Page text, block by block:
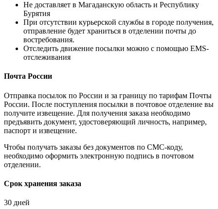
Не доставляет в Магаданскую область и Республику
Бурятия
При отсутствии курьерской службы в городе получения,
отправление будет храниться в отделении почты до
востребования.
Отследить движение посылки можно с помощью EMS-
отслеживания
Почта России
Отправка посылок по России и за границу по тарифам Почты
России. После поступления посылки в почтовое отделение вы
получите извещение. Для получения заказа необходимо
предъявить документ, удостоверяющий личность, например,
паспорт и извещение.
Чтобы получать заказы без документов по СМС-коду,
необходимо оформить электронную подпись в почтовом
отделении.
Срок хранения заказа
30 дней